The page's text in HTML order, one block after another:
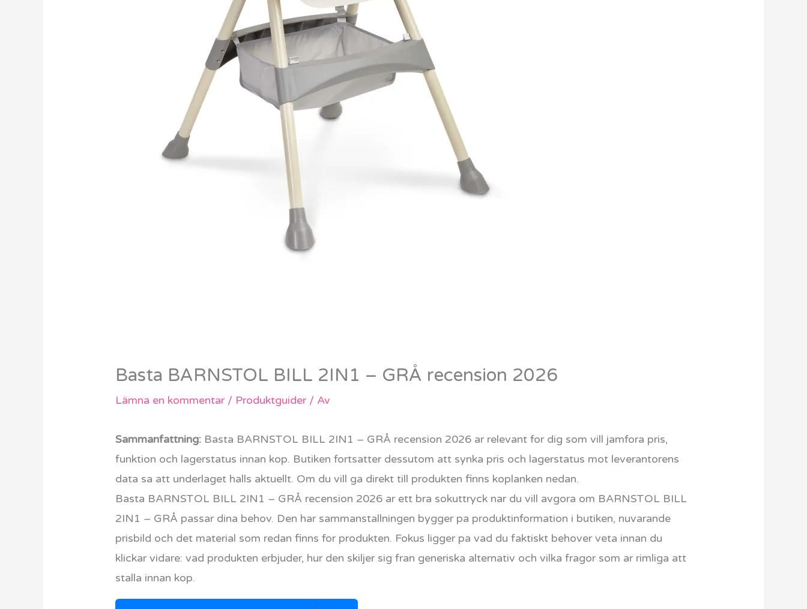
Basta BARNSTOL BILL 2IN1 – GRÅ recension 2026
Lämna en kommentar / Produktguider/ Av
Sammanfattning: Basta BARNSTOL BILL 2IN1 – GRÅ recension 2026 ar relevant for dig som vill jamfora pris,
funktion och lagerstatus innan kop. Butiken fortsatter dessutom att synka pris och lagerstatus mot leverantorens
data sa att underlaget halls aktuellt. Om du vill ga direkt till produkten finns koplanken nedan.
Basta BARNSTOL BILL 2IN1 – GRÅ recension 2026 ar ett bra sokuttryck nar du vill avgora om BARNSTOL BILL
2IN1 – GRÅ passar dina behov. Den har sammanstallningen bygger pa produktinformation i butiken, nuvarande
prisbild och det material som redan finns for produkten. Fokus ligger pa vad du faktiskt behover veta innan du
klickar vidare: vad produkten erbjuder, hur den skiljer sig fran generiska alternativ och vilka fragor som ar rimliga att
stalla innan kop.